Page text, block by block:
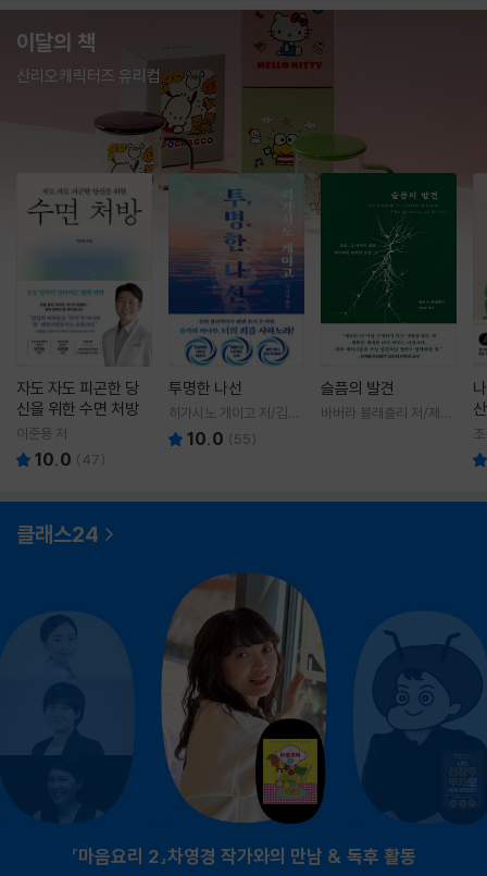
이달의 책
산리오캐릭터즈 유리컵
자도 자도 피곤한 당
신을 위한 수면 처방
이준용 저
10.0 (47)
투명한 나선
히가시노 게이고 저/김선
영 역10.0 (55)
슬픔의 발견
바버라 블래츨리 저/제효
클래스24
『마음요리 2』차영경 작가와의 만남 & 독후 활동